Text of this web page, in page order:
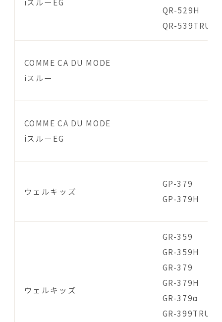
QR-529H
QR-539TRU
COMME CA DU MODE
iスルー
COMME CA DU MODE
iスルーEG
ウェルキッズ
GP-379
GP-379H
ウェルキッズ
GR-359
GR-359H
GR-379
GR-379H
GR-379α
GR-399TRU